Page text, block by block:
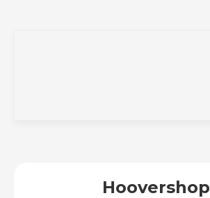
Hoovershop